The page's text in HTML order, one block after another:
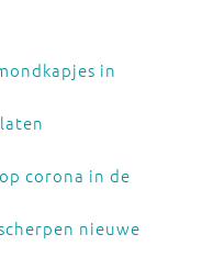
in
corona in de
nieuwe